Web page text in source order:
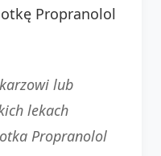
Propranolol
lub
lekach
Propranolol